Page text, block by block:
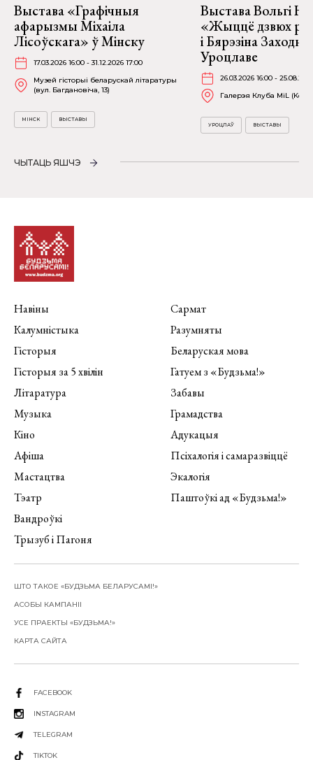
Выстава «Графічныя
афарызмы Міхаіла
Лісоўскага» ў Мінску
17.03.2026 16:00 - 31.12.2026 17:00
Музей гісторыі беларускай літаратуры
(вул. Багдановіча, 13)
МІНСК ВЫСТАВЫ
Выстава Вольгі
«Жыццё дзвюх
і Бярэзіна
Уроцлаве
26.03.2026 16:00 -
Галерэя Клуба MiL
УРОЦЛАЎ ВЫСТАВЫ
ЧЫТАЦЬ ЯШЧЭ
Навіны
Калумністыка
Гісторыя
Гісторыя за 5 хвілін
Літаратура
Музыка
Кіно
Афіша
Мастацтва
Тэатр
Вандроўкі
Трызуб і Пагоня
Сармат
Разумняты
Беларуская мова
Гатуем з «Будзьма!»
Забавы
Грамадства
Адукацыя
Псіхалогія і самаразвіццё
Экалогія
Паштоўкі ад «Будзьма!»
ШТО ТАКОЕ «БУДЗЬМА БЕЛАРУСАМІ!»
АСОБЫ КАМПАНІІ
УСЕ ПРАЕКТЫ «БУДЗЬМА!»
КАРТА САЙТА
FACEBOOK
INSTAGRAM
TELEGRAM
TIKTOK